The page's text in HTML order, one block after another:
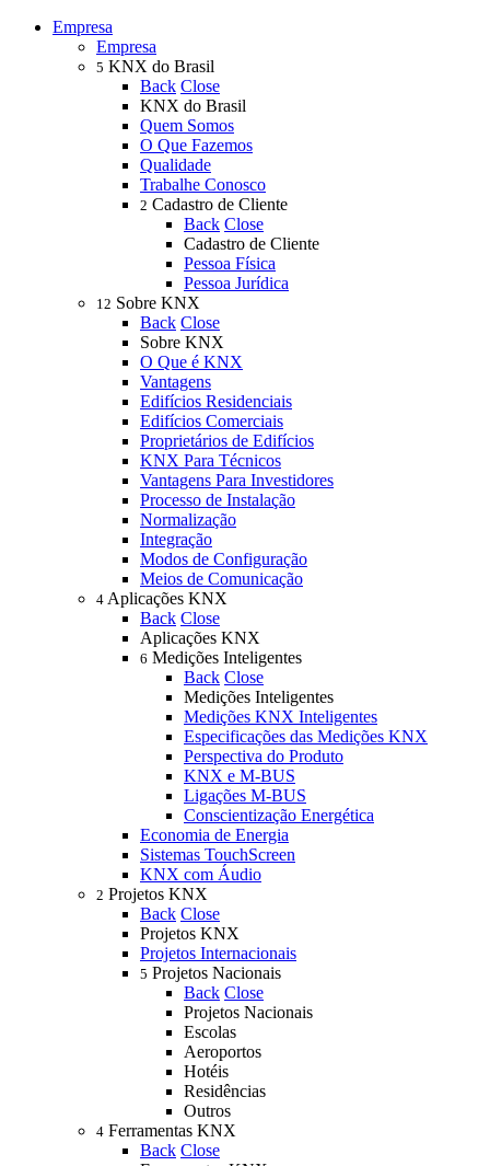
Empresa
Empresa
5 KNX do Brasil
Back Close
KNX do Brasil
Quem Somos
O Que Fazemos
Qualidade
Trabalhe Conosco
2 Cadastro de Cliente
Back Close
Cadastro de Cliente
Pessoa Física
Pessoa Jurídica
12 Sobre KNX
Back Close
Sobre KNX
O Que é KNX
Vantagens
Edifícios Residenciais
Edifícios Comerciais
Proprietários de Edifícios
KNX Para Técnicos
Vantagens Para Investidores
Processo de Instalação
Normalização
Integração
Modos de Configuração
Meios de Comunicação
4 Aplicações KNX
Back Close
Aplicações KNX
6 Medições Inteligentes
Back Close
Medições Inteligentes
Medições KNX Inteligentes
Especificações das Medições KNX
Perspectiva do Produto
KNX e M-BUS
Ligações M-BUS
Conscientização Energética
Economia de Energia
Sistemas TouchScreen
KNX com Áudio
2 Projetos KNX
Back Close
Projetos KNX
Projetos Internacionais
5 Projetos Nacionais
Back Close
Projetos Nacionais
Escolas
Aeroportos
Hotéis
Residências
Outros
4 Ferramentas KNX
Back Close